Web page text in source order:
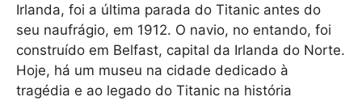
Irlanda, foi a última parada do Titanic antes do
seu naufrágio, em 1912. O navio, no entando, foi
construído em Belfast, capital da Irlanda do Norte.
Hoje, há um museu na cidade dedicado à
tragédia e ao legado do Titanic na história